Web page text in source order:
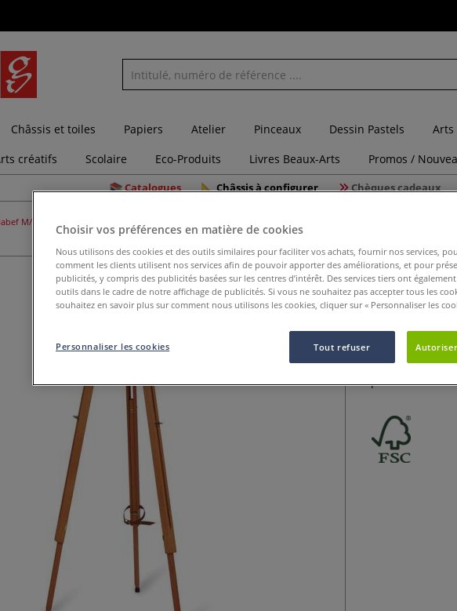
Châssis et toiles Papiers Atelier Pinceaux Dessin Pastels Arts
créatifs Scolaire Eco-Produits Livres Beaux-Arts Promos /
Catalogues Châssis à configurer Chèques cadeaux
M/A30
Trépied
Ce Trépied
“pochade” réf
Choisir vos préférences en matière de cookies
Nous utilisons des cookies et des outils similaires pour faciliter vos achats, fournir nos services,
comment les clients utilisent nos services afin de pouvoir apporter des améliorations, et pour
publicités, y compris des publicités basées sur les centres d’intérêt. Des services tiers ont
outils dans le cadre de notre affichage de publicités. Si vous ne souhaitez pas accepter tous les
souhaitez en savoir plus sur comment nous utilisons les cookies, cliquer sur « Personnaliser les
Tout refuser
Personnaliser les cookies